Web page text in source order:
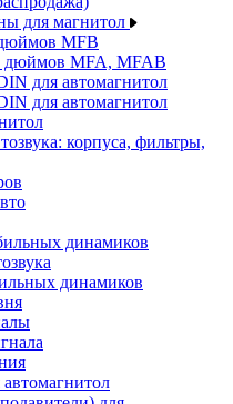
для магнитол
MFB
дюймов MFA, MFAB
для автомагнитол
для автомагнитол
корпуса, фильтры,
динамиков
динамиков